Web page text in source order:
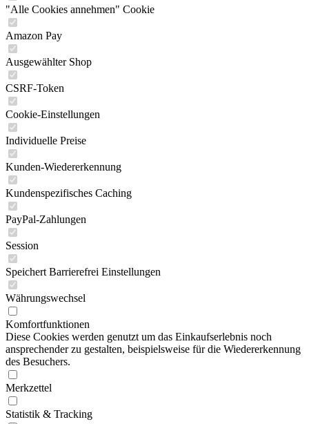
"Alle Cookies annehmen" Cookie
Amazon Pay
Ausgewählter Shop
CSRF-Token
Cookie-Einstellungen
Individuelle Preise
Kunden-Wiedererkennung
Kundenspezifisches Caching
PayPal-Zahlungen
Session
Speichert Barrierefrei Einstellungen
Währungswechsel
Komfortfunktionen
Diese Cookies werden genutzt um das Einkaufserlebnis noch
ansprechender zu gestalten, beispielsweise für die Wiedererkennung
des Besuchers.
Merkzettel
Statistik & Tracking